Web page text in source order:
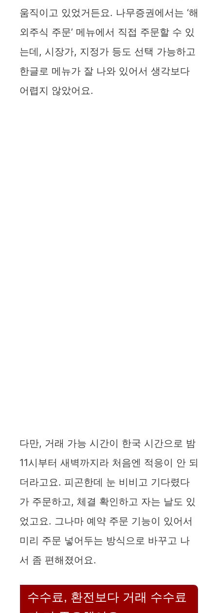
움직이고 있었거든요. 나무증권에서는 ‘해
외주식 주문’ 메뉴에서 직접 주문할 수 있
는데, 시장가, 지정가 등도 선택 가능하고
한글로 메뉴가 잘 나와 있어서 생각보다
어렵지 않았어요.
다만, 거래 가능 시간이 한국 시간으로 밤
11시부터 새벽까지라 처음엔 적응이 안 되
더라고요. 피곤한데 눈 비비고 기다렸다
가 주문하고, 체결 확인하고 자는 날도 있
었고요. 그나마 예약 주문 기능이 있어서
미리 주문 넣어두는 방식으로 바꾸고 나
서 좀 편해졌어요.
수수료, 환전보다 거래 수수료